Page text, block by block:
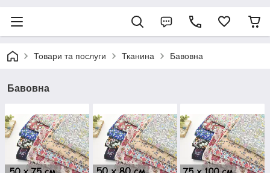
Товари та послуги Тканина Бавовна
Бавовна